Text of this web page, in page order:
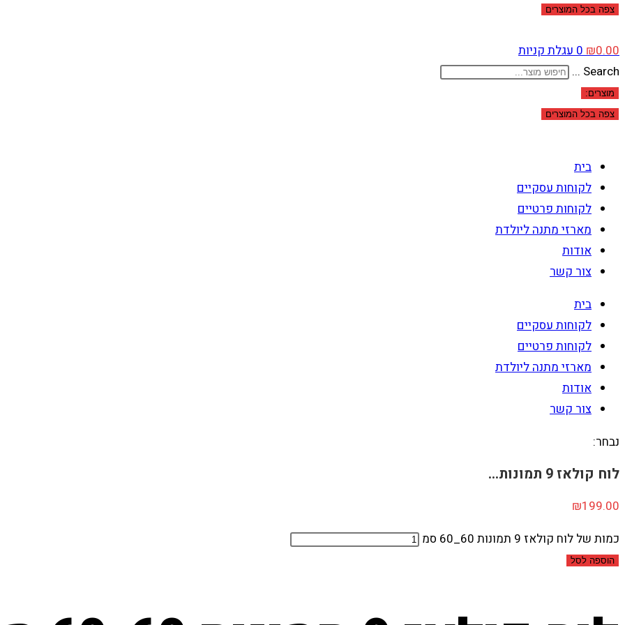
צפה בכל המוצרים
₪0.00
0עגלת קניות
Search ...
מוצרים:
צפה בכל המוצרים
בית
לקוחות עסקיים
לקוחות פרטיים
מארזי מתנה ליולדת
אודות
צור קשר
בית
לקוחות עסקיים
לקוחות פרטיים
מארזי מתנה ליולדת
אודות
צור קשר
נבחר:
לוח קולאז 9 תמונות…
₪199.00
כמות של לוח קולאז 9 תמונות 60_60 סמ
הוספה לסל